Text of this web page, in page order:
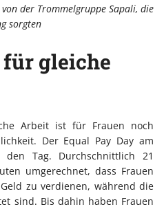
der Trommelgruppe Sapali, die
sorgten
für gleiche
Arbeit ist für Frauen noch
Der Equal Pay Day am
den Tag. Durchschnittlich 21
umgerechnet, dass Frauen
zu verdienen, während die
sind. Bis dahin haben Frauen